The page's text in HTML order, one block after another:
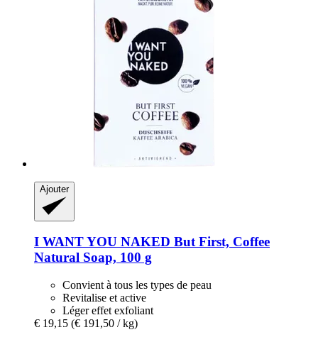
Ajouter
I WANT YOU NAKED But First, Coffee
Natural Soap, 100 g
Convient à tous les types de peau
Revitalise et active
Léger effet exfoliant
€ 19,15 (€ 191,50 / kg)